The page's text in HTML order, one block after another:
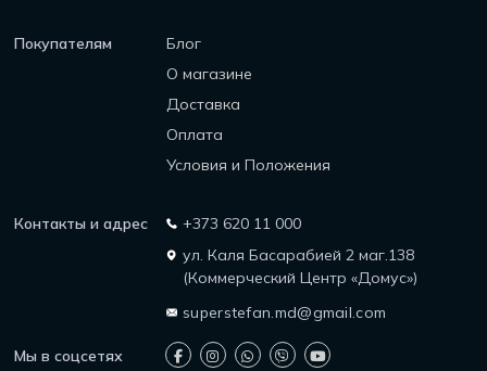
Покупателям
Блог
О магазине
Доставка
Оплата
Условия и Положения
Контакты и адрес
+373 620 11 000
ул. Каля Басарабией 2 маг.138
(Коммерческий Центр «Домус»)
superstefan.md@gmail.com
Мы в соцсетях